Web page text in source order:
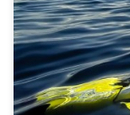
Proceso cumple una
La investigación
posee la